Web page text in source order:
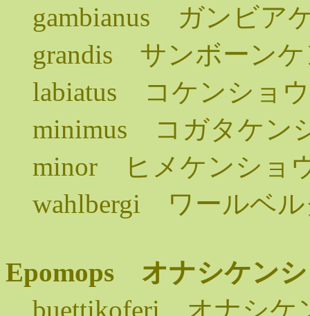
gambianus ガンビア
grandis サンボーンケ
labiatus コケンショ
minimus コガタケン
minor ヒメケンショ
wahlbergi ワールベル
Epomops オナシケン
buettikoferi オナシケ